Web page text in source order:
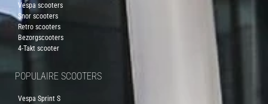
Vespa scooters
Snor scooters
Retro scooters
Bezorgscooters
4-Takt scooter
POPULAIRE SCOOTERS
Vespa Sprint S